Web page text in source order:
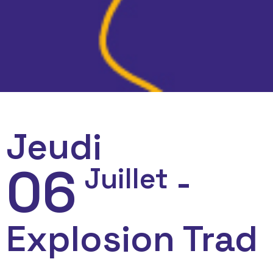
Jeudi
06 Juillet -
Explosion Trad